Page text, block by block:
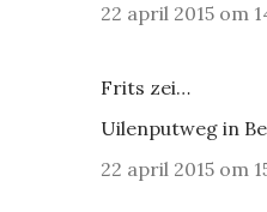
22 april 2015 om
Frits zei…
Uilenputweg in
22 april 2015 om